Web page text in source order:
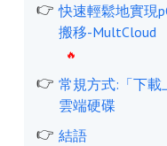
快速輕鬆地實現
搬移-MultCloud
常規方式:「下載
雲端硬碟
結語